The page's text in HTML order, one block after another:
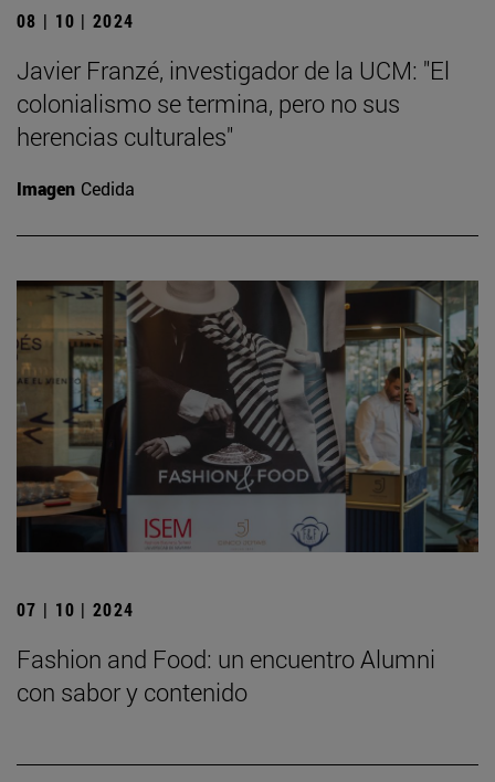
08 | 10 | 2024
Javier Franzé, investigador de la UCM: "El
colonialismo se termina, pero no sus
herencias culturales"
Imagen Cedida
07 | 10 | 2024
Fashion and Food: un encuentro Alumni
con sabor y contenido